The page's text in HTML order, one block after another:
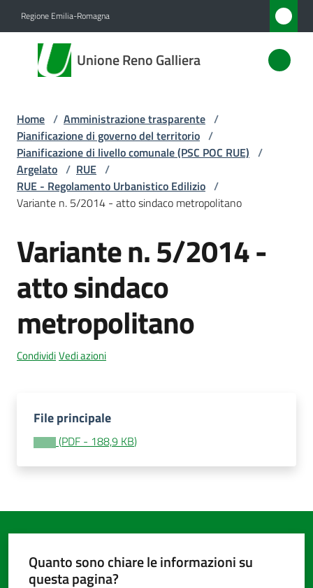
Regione Emilia-Romagna
Unione Reno Galliera
Unione
Reno
Amministrazione
Menu selezionato
Novità
Vivere
l'Unione
Tutti
su
Home / Amministrazione trasparente /
Pianificazione di governo del territorio /
Pianificazione di livello comunale (PSC POC RUE) /
Argelato / RUE /
RUE - Regolamento Urbanistico Edilizio /
Variante n. 5/2014 - atto sindaco metropolitano
Variante n. 5/2014 -
atto sindaco
metropolitano
CondividiVedi azioni
File principale
(PDF - 188,9 KB)
Quanto sono chiare le informazioni su
questa pagina?